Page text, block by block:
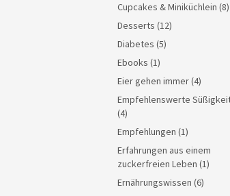
Cupcakes & Miniküchlein (8)
Desserts (12)
Diabetes (5)
Ebooks (1)
Eier gehen immer(4)
Empfehlenswerte
(4)
Empfehlungen (1)
Erfahrungen aus einem
zuckerfreien Leben (1)
Ernährungswissen (6)